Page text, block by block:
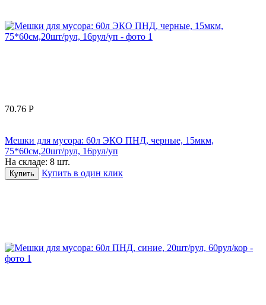
70.76 Р
Мешки для мусора: 60л ЭКО ПНД, черные, 15мкм,
75*60см,20шт/рул, 16рул/уп
На складе: 8 шт.
Купить Купить в один клик